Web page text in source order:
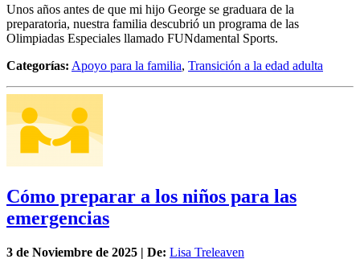
Unos años antes de que mi hijo George se graduara de la
preparatoria, nuestra familia descubrió un programa de las
Olimpiadas Especiales llamado FUNdamental Sports.
Categorías: Apoyo para la familia, Transición a la edad adulta
Cómo preparar a los niños para las
emergencias
3 de Noviembre de 2025 | De: Lisa Treleaven